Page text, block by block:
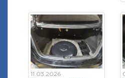
11.03.2026